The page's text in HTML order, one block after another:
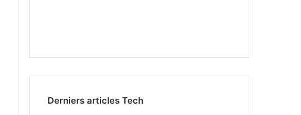
Derniers articles Tech